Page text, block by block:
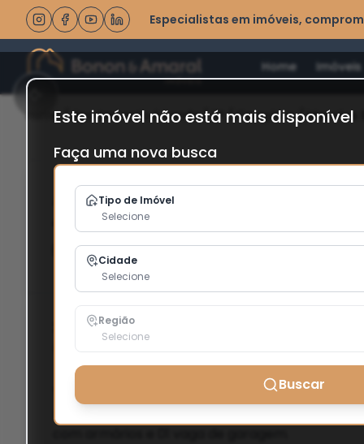
Especialistas em imóveis,
Home Imóveis
Este imóvel não está mais disponível
Faça uma nova busca
Tipo de Imóvel
Selecione
Cidade
Selecione
Região
Selecione
Buscar
Home / Apartamento à venda / SP / Campinas / Mansões
Apartamento à Venda - Mansões
em Campinas / SP
Cód: 206109 Favoritar
Vende-se apartamento localizado no melhor
possuí 2 quartos com armários, sala com